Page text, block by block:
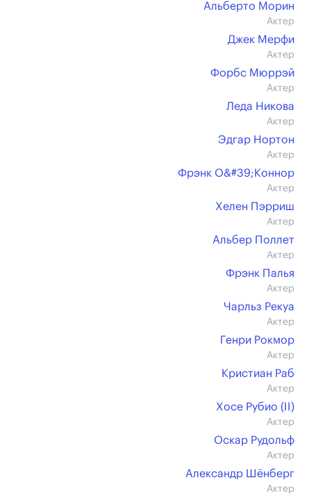
Альберто Морин
Актер
Джек Мерфи
Актер
Форбс Мюррэй
Актер
Леда Никова
Актер
Эдгар Нортон
Актер
Фрэнк О&#39;Коннор
Актер
Хелен Пэрриш
Актер
Альбер Поллет
Актер
Фрэнк Палья
Актер
Чарльз Рекуа
Актер
Генри Рокмор
Актер
Кристиан Раб
Актер
Хосе Рубио (II)
Актер
Оскар Рудольф
Актер
Александр Шёнберг
Актер